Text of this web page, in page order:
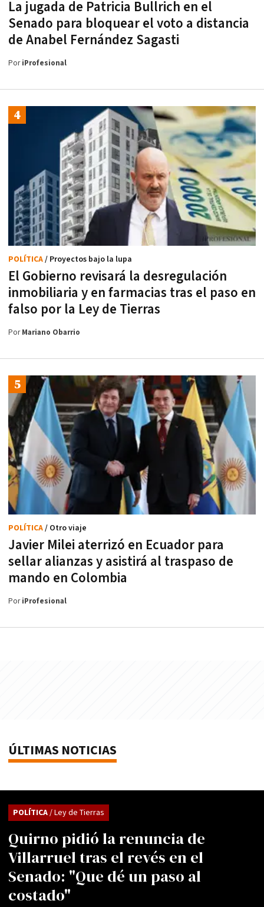
La jugada de Patricia Bullrich en el
Senado para bloquear el voto a distancia
de Anabel Fernández Sagasti
PoriProfesional
El Gobierno revisará la desregulación
inmobiliaria y en farmacias tras el paso en
falso por la Ley de Tierras
POLÍTICA/ Proyectos bajo la lupa
PorMariano Obarrio
Javier Milei aterrizó en Ecuador para
sellar alianzas y asistirá al traspaso de
mando en Colombia
POLÍTICA/ Otro viaje
PoriProfesional
ÚLTIMAS NOTICIAS
Quirno pidió la renuncia de
Villarruel tras el revés en el
Senado: "Que dé un paso al
costado"
POLÍTICA/ Ley de Tierras